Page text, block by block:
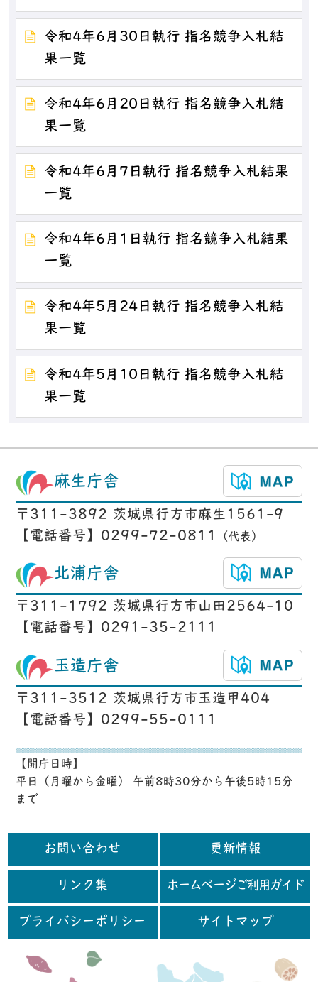
令和4年6月30日執行 指名競争入札結
果一覧
令和4年6月20日執行 指名競争入札結
果一覧
令和4年6月7日執行 指名競争入札結果
一覧
令和4年6月1日執行 指名競争入札結果
一覧
令和4年5月24日執行 指名競争入札結
果一覧
令和4年5月10日執行 指名競争入札結
果一覧
麻生庁舎
〒311-3892 茨城県行方市麻生1561-9
【電話番号】0299-72-0811
（代表）
北浦庁舎
〒311-1792 茨城県行方市山田2564-10
【電話番号】0291-35-2111
玉造庁舎
〒311-3512 茨城県行方市玉造甲404
【電話番号】0299-55-0111
【開庁日時】
平日（月曜から金曜） 午前8時30分から午後5時15分
まで
お問い合わせ 更新情報
リンク集 ホームページご利用ガイド
プライバシーポリシー サイトマップ